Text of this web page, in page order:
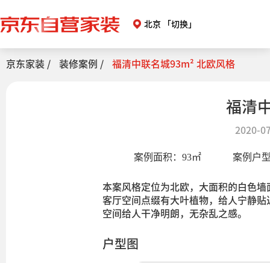
北京 「切换」
京东家装 / 装修案例 / 福清中联名城93m² 北欧风格
福清
2020-
案例面积： 93㎡ 案例户
本案风格定位为北欧，大面积的白色
客厅空间点缀有大叶植物，给人宁静
空间给人干净明朗，无杂乱之感。
户型图